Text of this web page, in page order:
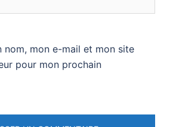
nom, mon e-mail et mon site
pour mon prochain